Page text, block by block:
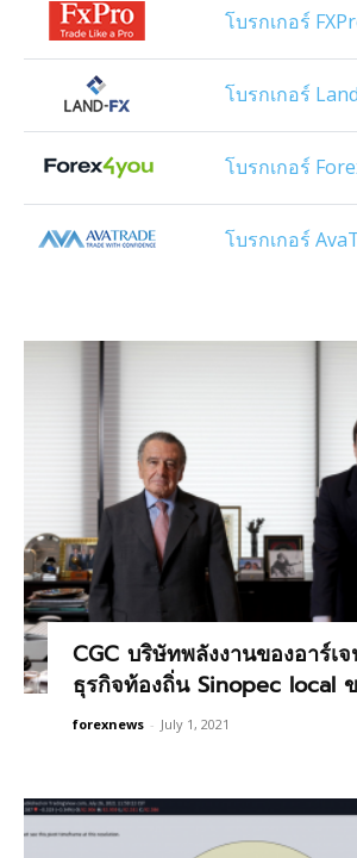
โบรกเกอร์
โบรกเกอร์
โบรกเกอร์
โบรกเกอร์
CGC บริษัทพลังงานของอาร์เ
ธุรกิจท้องถิ่น Sinopec local
forexnews - July 1, 2021